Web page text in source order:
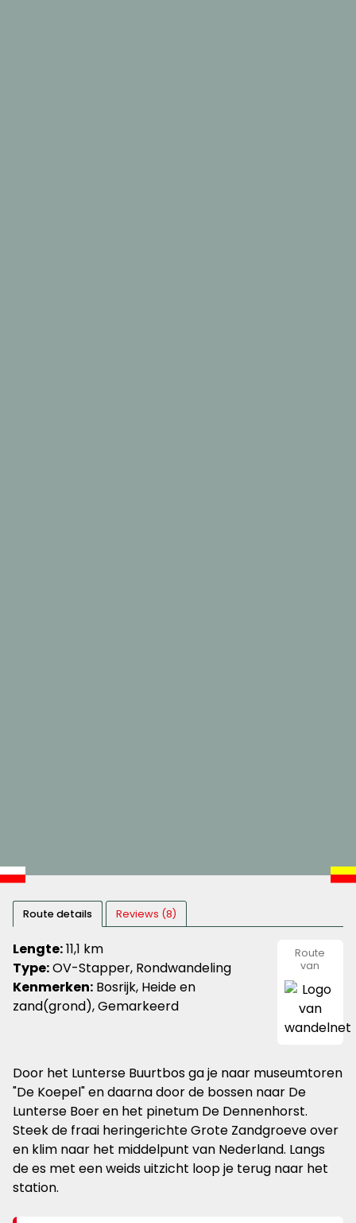
Route details Reviews (8)
Lengte:11,1 km
Type:OV-Stapper, Rondwandeling
Kenmerken: Bosrijk, Heide en
zand(grond), Gemarkeerd
Route
van
Door het Lunterse Buurtbos ga je naar museumtoren
"De Koepel" en daarna door de bossen naar De
Lunterse Boer en het pinetum De Dennenhorst.
Steek de fraai heringerichte Grote Zandgroeve over
en klim naar het middelpunt van Nederland. Langs
de es met een weids uitzicht loop je terug naar het
station.